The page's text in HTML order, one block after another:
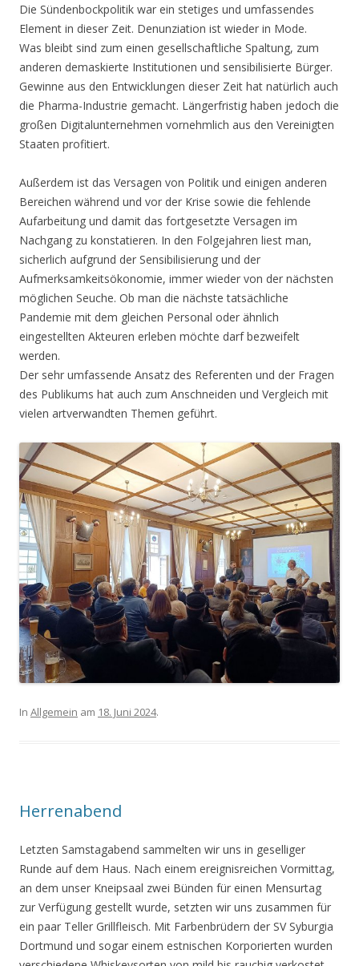
Die Sündenbockpolitik war ein stetiges und umfassendes
Element in dieser Zeit. Denunziation ist wieder in Mode.
Was bleibt sind zum einen gesellschaftliche Spaltung, zum
anderen demaskierte Institutionen und sensibilisierte Bürger.
Gewinne aus den Entwicklungen dieser Zeit hat natürlich auch
die Pharma-Industrie gemacht. Längerfristig haben jedoch die
großen Digitalunternehmen vornehmlich aus den Vereinigten
Staaten profitiert.
Außerdem ist das Versagen von Politik und einigen anderen
Bereichen während und vor der Krise sowie die fehlende
Aufarbeitung und damit das fortgesetzte Versagen im
Nachgang zu konstatieren. In den Folgejahren liest man,
sicherlich aufgrund der Sensibilisierung und der
Aufmerksamkeitsökonomie, immer wieder von der nächsten
möglichen Seuche. Ob man die nächste tatsächliche
Pandemie mit dem gleichen Personal oder ähnlich
eingestellten Akteuren erleben möchte darf bezweifelt
werden.
Der sehr umfassende Ansatz des Referenten und der Fragen
des Publikums hat auch zum Anschneiden und Vergleich mit
vielen artverwandten Themen geführt.
In Allgemein am 18. Juni 2024.
Herrenabend
Letzten Samstagabend sammelten wir uns in geselliger
Runde auf dem Haus. Nach einem ereignisreichen Vormittag,
an dem unser Kneipsaal zwei Bünden für einen Mensurtag
zur Verfügung gestellt wurde, setzten wir uns zusammen für
ein paar Teller Grillfleisch. Mit Farbenbrüdern der SV Syburgia
Dortmund und sogar einem estnischen Korporierten wurden